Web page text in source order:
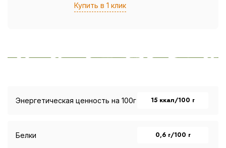
Купить в 1 клик
Энергетическая ценность на 100г 15 ккал/100 г
Белки 0,6 г/100 г